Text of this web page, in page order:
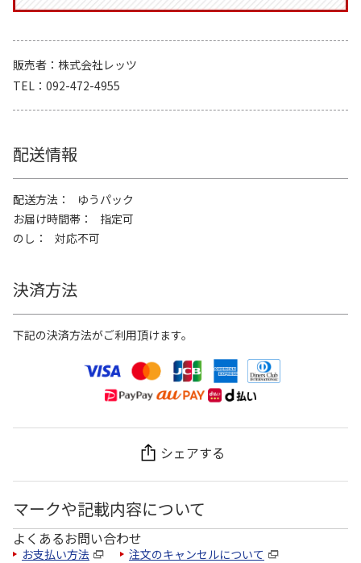
販売者
株式会社レッツ
TEL
092-472-4955
配送情報
配送方法
ゆうパック
お届け時間帯
指定可
のし
対応不可
決済方法
下記の決済方法がご利用頂けます。
シェアする
マークや記載内容について
よくあるお問い合わせ
お支払い方法 注文のキャンセルについて